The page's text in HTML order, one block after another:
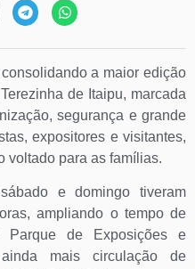
a maior edição
de Itaipu, marcada
segurança e grande
expositores e visitantes,
voltado para as famílias.
e domingo tiveram
ampliando o tempo de
Parque de Exposições e
mais circulação de